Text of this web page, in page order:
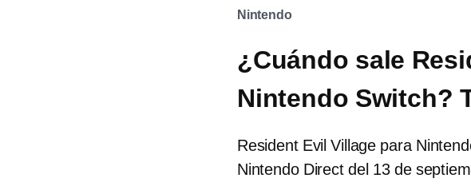
Nintendo
¿Cuándo sale
Nintendo Switch?
Resident Evil Village para
Nintendo Direct del 13 de